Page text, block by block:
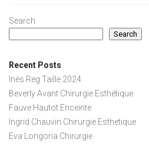
Search
Search
Recent Posts
Inès Reg Taille 2024
Beverly Avant Chirurgie Esthétique
Fauve Hautot Enceinte
Ingrid Chauvin Chirurgie Esthetique
Eva Longoria Chirurgie